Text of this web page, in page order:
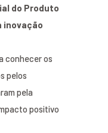
do Produto
inovação
conhecer os
pelos
pela
positivo